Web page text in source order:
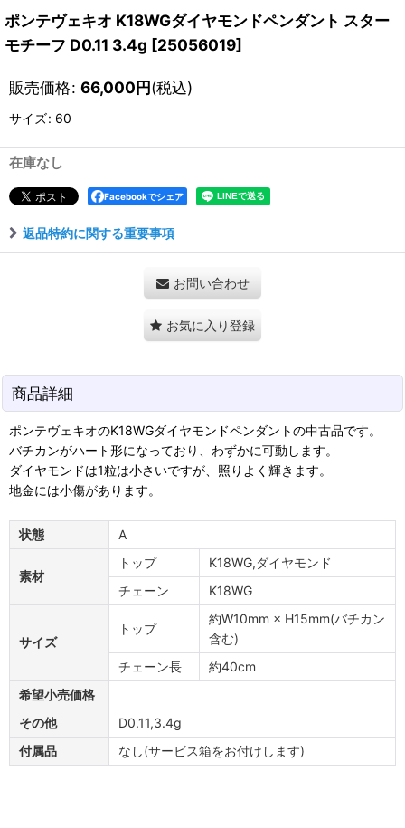
ポンテヴェキオ K18WGダイヤモンドペンダント スター
モチーフ D0.11 3.4g [25056019]
販売価格: 66,000円(税込)
サイズ: 60
在庫なし
Facebookでシェア
返品特約に関する重要事項
お問い合わせ
お気に入り登録
商品詳細
ポンテヴェキオのK18WGダイヤモンドペンダントの中古品です。
バチカンがハート形になっており、わずかに可動します。
ダイヤモンドは1粒は小さいですが、照りよく輝きます。
地金には小傷があります。
状態 A
素材
トップ
K18WG,ダイヤモンド
チェーン
K18WG
サイズ
トップ
約W10mm × H15mm(バチカン
含む)
チェーン長
約40cm
希望小売価格
その他
D0.11,3.4g
付属品
なし(サービス箱をお付けします)